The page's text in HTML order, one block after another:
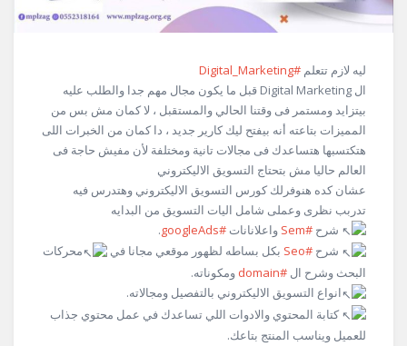
ليه لازم تتعلم #Digital_Marketing
ال Digital Marketing قبل ما يكون مجال مهم جدا والطلب عليه
بيتزايد ومستمر فى وقتنا الحالي والمستقبل ، لا كمان مش بس من
المميزات بتاعته أنه بيفتح ليك كارير جديد ، دا كمان من الخبرات اللى
هتكتسبها هتساعدك فى مجالات تانية ومختلفة لأن مفيش حاجة فى
العالم حاليا مش بتحتاج التسويق الاليكتروني
عشان كده هنوفرلك كورس التسويق الاليكتروني وهتدرس فيه
تدربب نظرى وعملى شامل اليات التسويق من البدايه
شرح #Sem واعلانانات #googleAds
.
شرح #Seo بكل بساطه لظهور موقعي مجانا في
محركات
البحث وشرح ال #domain
ومكوناته.
انواع التسويق الاليكتروني بالتفصيل ومجالاته.
كتابة المحتوي والادوات اللي تساعدك في عمل محتوي جذاب
للعميل ويناسب المنتج بتاعك.